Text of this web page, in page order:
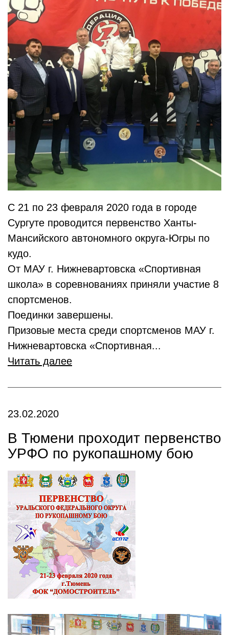
С 21 по 23 февраля 2020 года в городе
Сургуте проводится первенство Ханты-
Мансийского автономного округа-Югры по
кудо.
От МАУ г. Нижневартовска «Спортивная
школа» в соревнованиях приняли участие 8
спортсменов.
Поединки завершены.
Призовые места среди спортсменов МАУ г.
Нижневартовска «Спортивная...
Читать далее
23.02.2020
В Тюмени проходит первенство
УРФО по рукопашному бою